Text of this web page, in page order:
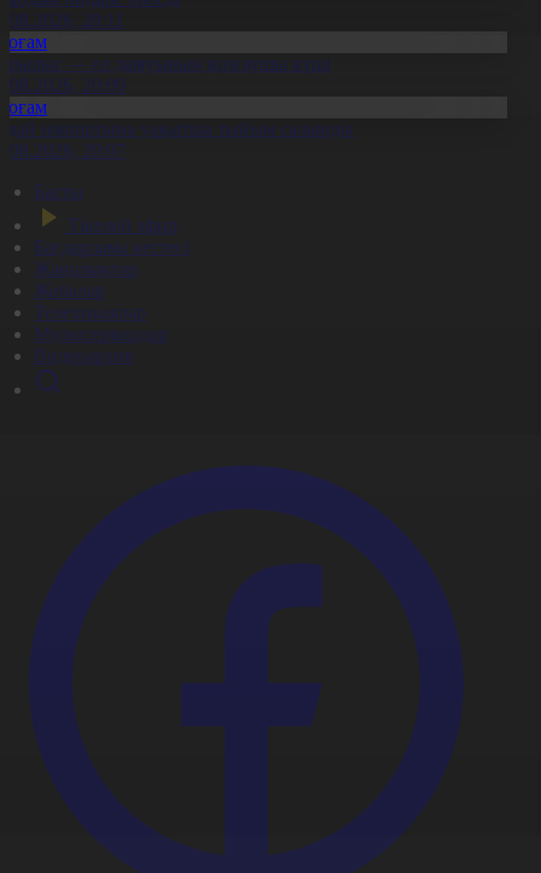
20:11
— ел дамуының қозғаушы күші
20:09
импортына уақытша тыйым салынды
20:07
Басты
Тікелей эфир
Бағдарлама кестесі
Жаңалықтар
Жобалар
Телехикаялар
Мультсериалдар
Видеоархив